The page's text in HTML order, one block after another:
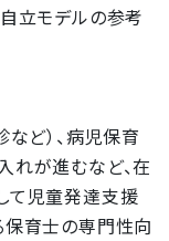
立モデルの参考
ど）、病児保育
れが進むなど、在
て児童発達支援
保育士の専門性向